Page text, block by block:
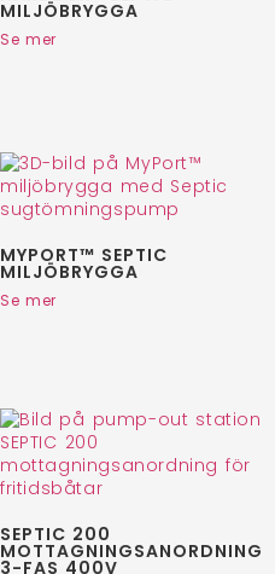
MILJÖBRYGGA
Se mer
MYPORT™ SEPTIC
MILJÖBRYGGA
Se mer
SEPTIC 200
MOTTAGNINGSANORDNING
3-FAS 400V